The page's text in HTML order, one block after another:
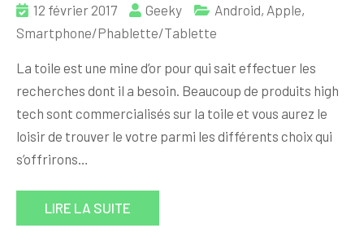
12 février 2017 Geeky Android, Apple,
Smartphone/Phablette/Tablette
La toile est une mine d’or pour qui sait effectuer les
recherches dont il a besoin. Beaucoup de produits high
tech sont commercialisés sur la toile et vous aurez le
loisir de trouver le votre parmi les différents choix qui
s’offrirons…
LIRE LA SUITE